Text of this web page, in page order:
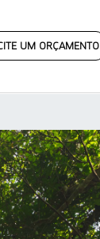
UM ORÇAMENTO